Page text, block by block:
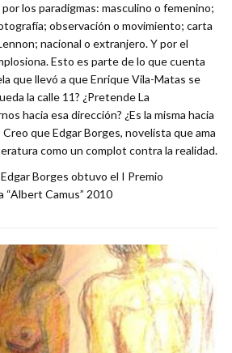
los paradigmas: masculino o femenino;
observación o movimiento; carta
nacional o extranjero. Y por el
Esto es parte de lo que cuenta
que llevó a que Enrique Vila-Matas se
la calle 11? ¿Pretende La
hacia esa dirección? ¿Es la misma hacia
que Edgar Borges, novelista que ama
como un complot contra la realidad.
Borges obtuvo el I Premio
“Albert Camus” 2010